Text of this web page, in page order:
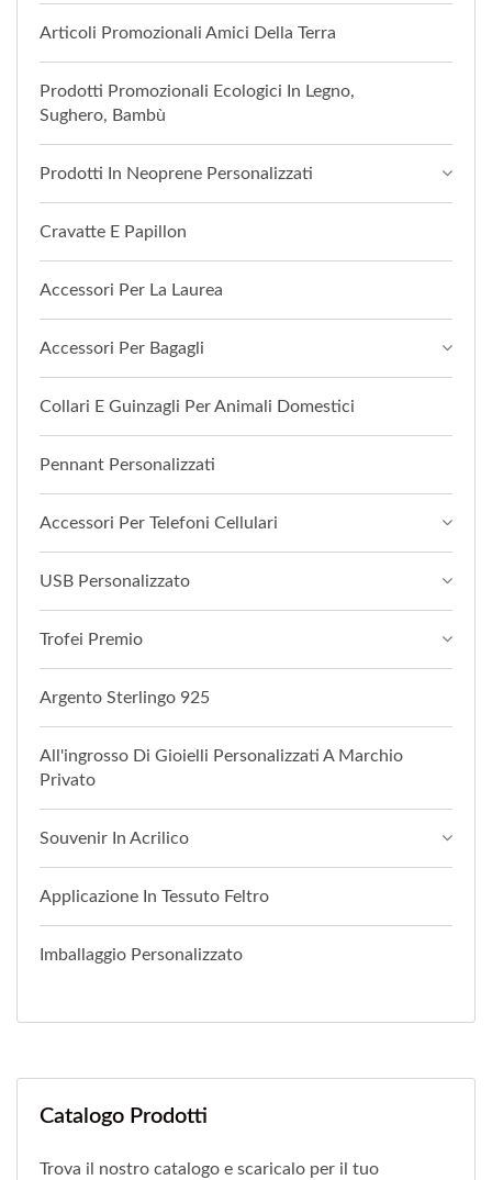
Articoli Promozionali Amici Della Terra
Prodotti Promozionali Ecologici In Legno,
Sughero, Bambù
Prodotti In Neoprene Personalizzati
Cravatte E Papillon
Accessori Per La Laurea
Accessori Per Bagagli
Collari E Guinzagli Per Animali Domestici
Pennant Personalizzati
Accessori Per Telefoni Cellulari
USB Personalizzato
Trofei Premio
Argento Sterlingo 925
All'ingrosso Di Gioielli Personalizzati A Marchio
Privato
Souvenir In Acrilico
Applicazione In Tessuto Feltro
Imballaggio Personalizzato
Catalogo Prodotti
Trova il nostro catalogo e scaricalo per il tuo